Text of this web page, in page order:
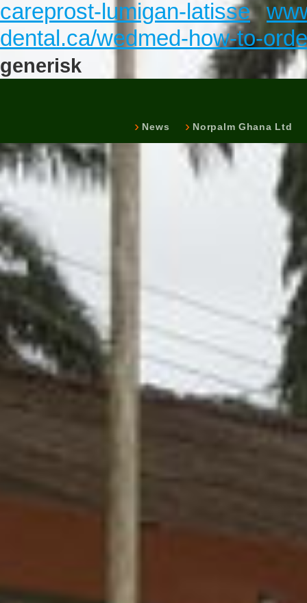
careprost-lumigan-latisse
dental.ca/wedmed-how-to-
generisk
News Norpalm Ghana Ltd